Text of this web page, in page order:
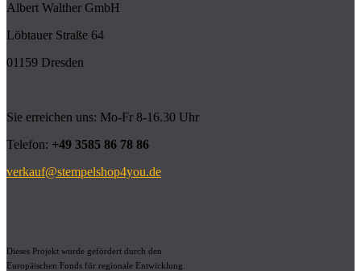
Albert Walther GmbH
Löbtauer Straße 64
01159 Dresden
Sie erreichen uns: Mo-Fr 8-16.30 Uhr
Telefon: +49 3585 86 78 86
verkauf@stempelshop4you.de
Dieses Projekt wurde gefördert durch den
Europäischen Fonds für regionale Entwicklung.